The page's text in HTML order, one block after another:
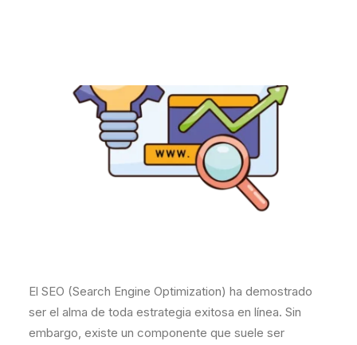
El SEO (Search Engine Optimization) ha demostrado
ser el alma de toda estrategia exitosa en línea. Sin
embargo, existe un componente que suele ser